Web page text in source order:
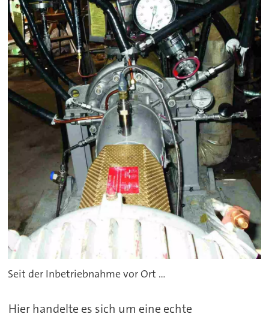
Seit der Inbetriebnahme vor Ort ...
Hier handelte es sich um eine echte